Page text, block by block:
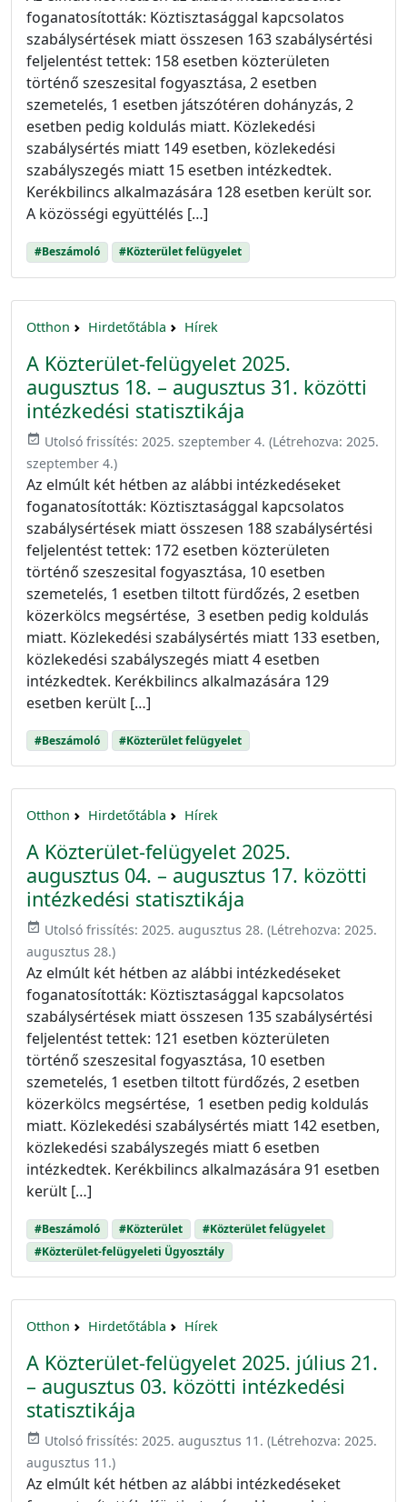
foganatosították: Köztisztasággal kapcsolatos
szabálysértések miatt összesen 163 szabálysértési
feljelentést tettek: 158 esetben közterületen
történő szeszesital fogyasztása, 2 esetben
szemetelés, 1 esetben játszótéren dohányzás, 2
esetben pedig koldulás miatt. Közlekedési
szabálysértés miatt 149 esetben, közlekedési
szabályszegés miatt 15 esetben intézkedtek.
Kerékbilincs alkalmazására 128 esetben került sor.
A közösségi együttélés […]
#Beszámoló #Közterület felügyelet
Otthon Hirdetőtábla Hírek
A Közterület-felügyelet 2025.
augusztus 18. – augusztus 31. közötti
intézkedési statisztikája
event_available Utolsó frissítés: 2025. szeptember 4. (Létrehozva: 2025.
szeptember 4.)
Az elmúlt két hétben az alábbi intézkedéseket
foganatosították: Köztisztasággal kapcsolatos
szabálysértések miatt összesen 188 szabálysértési
feljelentést tettek: 172 esetben közterületen
történő szeszesital fogyasztása, 10 esetben
szemetelés, 1 esetben tiltott fürdőzés, 2 esetben
közerkölcs megsértése, 3 esetben pedig koldulás
miatt. Közlekedési szabálysértés miatt 133 esetben,
közlekedési szabályszegés miatt 4 esetben
intézkedtek. Kerékbilincs alkalmazására 129
esetben került […]
#Beszámoló #Közterület felügyelet
Otthon Hirdetőtábla Hírek
A Közterület-felügyelet 2025.
augusztus 04. – augusztus 17. közötti
intézkedési statisztikája
event_available Utolsó frissítés: 2025. augusztus 28. (Létrehozva: 2025.
augusztus 28.)
Az elmúlt két hétben az alábbi intézkedéseket
foganatosították: Köztisztasággal kapcsolatos
szabálysértések miatt összesen 135 szabálysértési
feljelentést tettek: 121 esetben közterületen
történő szeszesital fogyasztása, 10 esetben
szemetelés, 1 esetben tiltott fürdőzés, 2 esetben
közerkölcs megsértése, 1 esetben pedig koldulás
miatt. Közlekedési szabálysértés miatt 142 esetben,
közlekedési szabályszegés miatt 6 esetben
intézkedtek. Kerékbilincs alkalmazására 91 esetben
került […]
#Beszámoló #Közterület
#Közterület felügyelet
#Közterület-felügyeleti Ügyosztály
Otthon Hirdetőtábla Hírek
A Közterület-felügyelet 2025. július 21.
– augusztus 03. közötti intézkedési
statisztikája
event_available Utolsó frissítés: 2025. augusztus 11. (Létrehozva: 2025.
augusztus 11.)
Az elmúlt két hétben az alábbi intézkedéseket